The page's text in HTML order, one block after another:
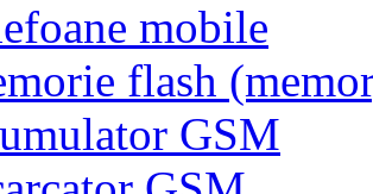
mobile
flash
GSM